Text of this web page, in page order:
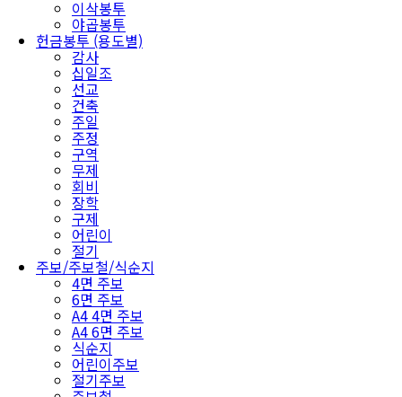
이삭봉투
야곱봉투
헌금봉투 (용도별)
감사
십일조
선교
건축
주일
주정
구역
무제
회비
장학
구제
어린이
절기
주보/주보철/식순지
4면 주보
6면 주보
A4 4면 주보
A4 6면 주보
식순지
어린이주보
절기주보